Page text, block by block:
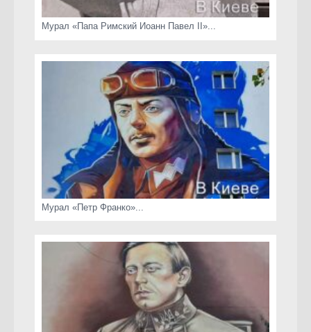
часы Киева
Мурал «Папа Римский Иоанн Павел II»...
Мурал «Петр Франко»...